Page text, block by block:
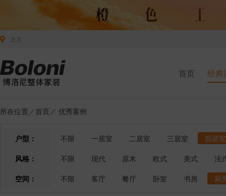
首页 经典
所在位置／首页 ／ 优秀案例
户型： 不限 一居室 二居室 三居室
四居室
风格：
不限 现代 原木 欧式 美式
法
空间：
不限 客厅 餐厅 卧室 书房 厨